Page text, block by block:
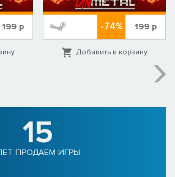
199р -74% 199р
Добавить в корзину
15
ПРОДАЕМ ИГРЫ